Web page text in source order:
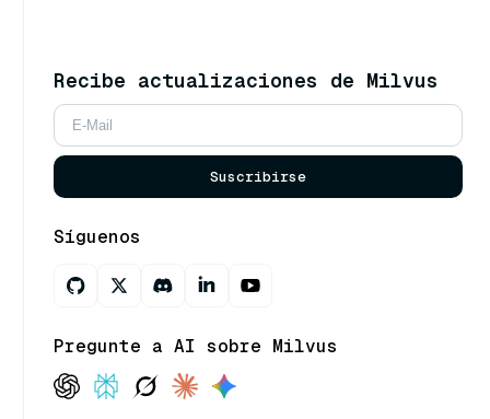
Recibe actualizaciones de Milvus
Suscribirse
Síguenos
Pregunte a AI sobre Milvus